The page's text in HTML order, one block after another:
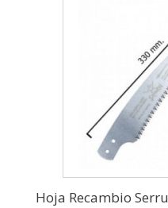
Hoja Recambio